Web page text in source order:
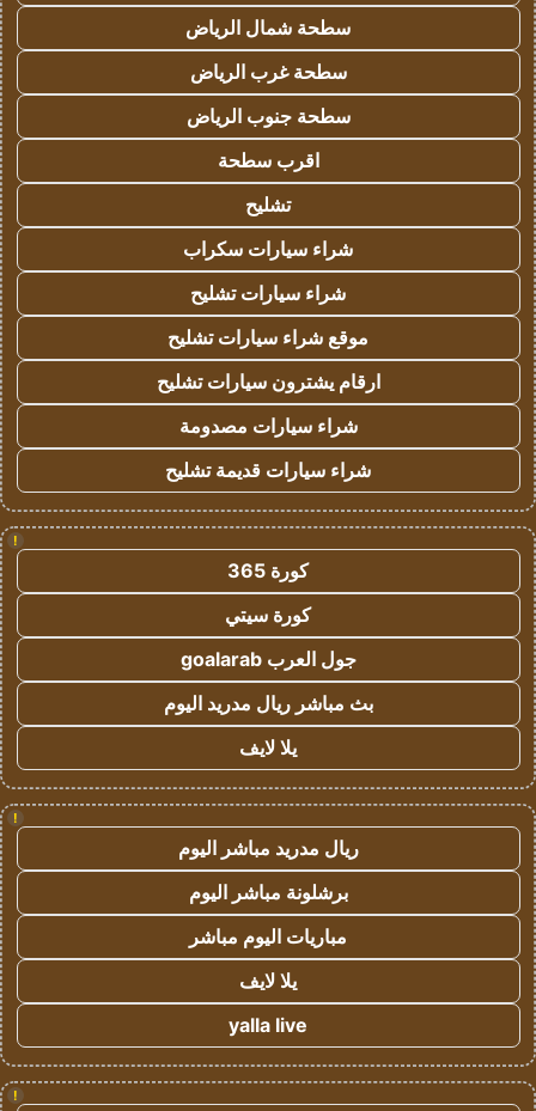
سطحة شمال الرياض
سطحة غرب الرياض
سطحة جنوب الرياض
اقرب سطحة
تشليح
شراء سيارات سكراب
شراء سيارات تشليح
موقع شراء سيارات تشليح
ارقام يشترون سيارات تشليح
شراء سيارات مصدومة
شراء سيارات قديمة تشليح
!
كورة 365
كورة سيتي
جول العرب goalarab
بث مباشر ريال مدريد اليوم
يلا لايف
!
ريال مدريد مباشر اليوم
برشلونة مباشر اليوم
مباريات اليوم مباشر
يلا لايف
yalla live
!